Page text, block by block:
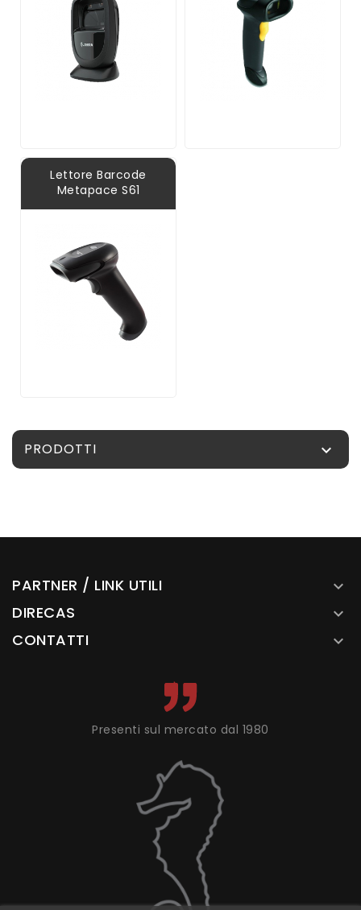
Lettore Barcode
Metapace S61
PRODOTTI 
PARTNER / LINK UTILI 
DIRECAS 
CONTATTI 
Presenti sul mercato dal 1980